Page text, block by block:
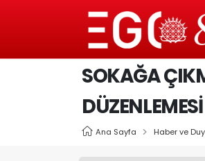
SOKAĞA
DÜZENLEMESİ
Ana Sayfa Haber ve